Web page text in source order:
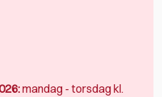
mandag - torsdag kl.